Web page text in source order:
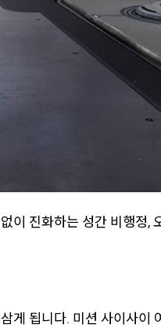
이 진화하는 성간 비행정,
됩니다. 미션 사이사이